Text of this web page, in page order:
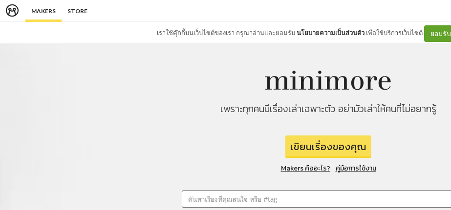
MAKERS STORE
เราใช้คุ๊กกี้บนเว็บไซต์ของเรา กรุณาอ่านและยอมรับนโยบายความเป็นส่วนตัว เพื่อใช้บริการเว็บไซต์ ยอมรับ
เพราะทุกคนมีเรื่องเล่าเฉพาะตัว อย่ามัวเล่าให้คนที่ไม่อยากรู้
เขียนเรื่องของคุณ
Makers คืออะไร? คู่มือการใช้งาน